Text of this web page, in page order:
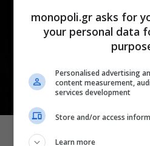
πολίτες β’
monopoli.gr asks for
your personal data
Personalised advertising
content measurement,
services development
Store and/or access
Learn more